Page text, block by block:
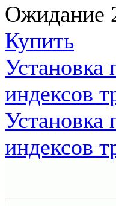
Ожидание
Купить
Установка
индексов
Установка
индексов